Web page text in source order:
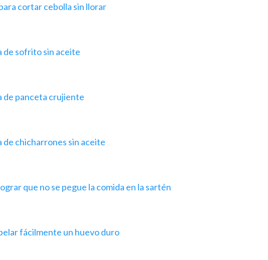
cortar cebolla sin llorar
de sofrito sin aceite
de panceta crujiente
de chicharrones sin aceite
que no se pegue la comida en la sartén
fácilmente un huevo duro